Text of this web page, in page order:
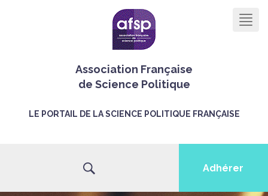
Association Française
de Science Politique
LE PORTAIL DE LA SCIENCE POLITIQUE FRANÇAISE
Adhérer